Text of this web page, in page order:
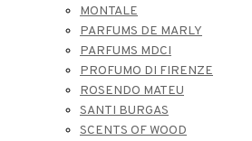
MONTALE
PARFUMS DE MARLY
PARFUMS MDCI
PROFUMO DI FIRENZE
ROSENDO MATEU
SANTI BURGAS
SCENTS OF WOOD